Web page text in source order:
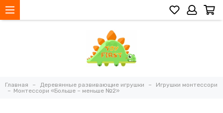
Главная Деревянные развивающие игрушки
Игрушки монтессори
Монтессори «Больше – меньше №2»